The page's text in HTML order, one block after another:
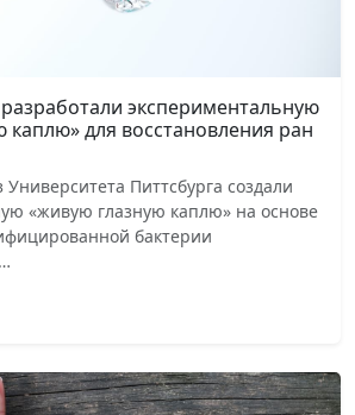
экспериментальную
каплю» для восстановления ран
Университета Питтсбурга создали
«живую глазную каплю» на основе
бактерии